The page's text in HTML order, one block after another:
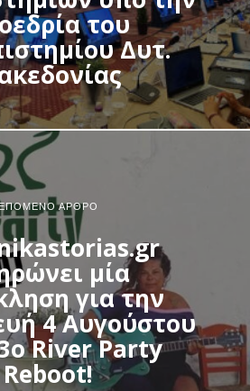
του
Δυτ.
ΕΠΌΜΕΝΟ ΆΡΘΡΟ
μία
για την
4 Αυγούστου
River Party
Reboot!